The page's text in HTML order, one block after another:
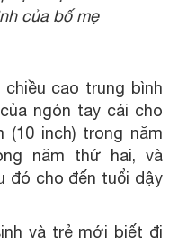
của bố mẹ
cao trung bình
ngón tay cái cho
(10 inch) trong năm
năm thứ hai, và
đó cho đến tuổi dậy
và trẻ mới biết đi